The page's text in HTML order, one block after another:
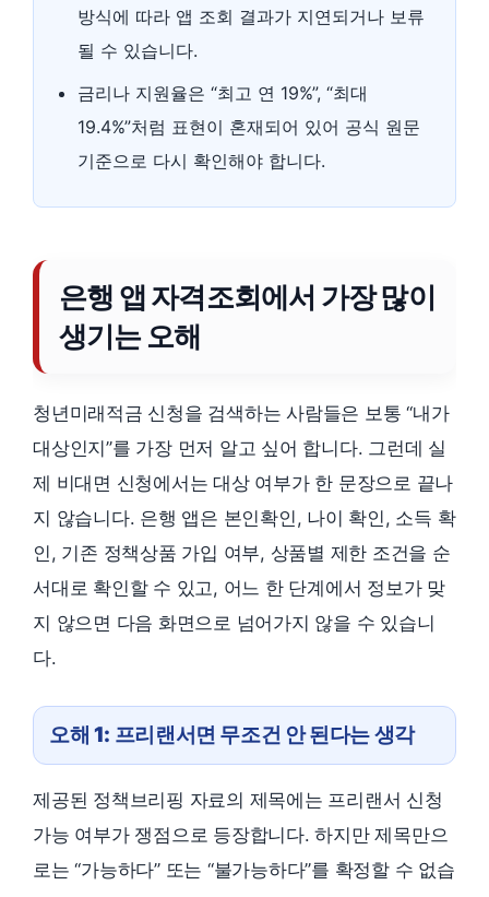
방식에 따라 앱 조회 결과가 지연되거나 보류
될 수 있습니다.
금리나 지원율은 “최고 연 19%”, “최대
19.4%”처럼 표현이 혼재되어 있어 공식 원문
기준으로 다시 확인해야 합니다.
은행 앱 자격조회에서 가장 많이
생기는 오해
청년미래적금 신청을 검색하는 사람들은 보통 “내가
대상인지”를 가장 먼저 알고 싶어 합니다. 그런데 실
제 비대면 신청에서는 대상 여부가 한 문장으로 끝나
지 않습니다. 은행 앱은 본인확인, 나이 확인, 소득 확
인, 기존 정책상품 가입 여부, 상품별 제한 조건을 순
서대로 확인할 수 있고, 어느 한 단계에서 정보가 맞
지 않으면 다음 화면으로 넘어가지 않을 수 있습니
다.
오해 1: 프리랜서면 무조건 안 된다는 생각
제공된 정책브리핑 자료의 제목에는 프리랜서 신청
가능 여부가 쟁점으로 등장합니다. 하지만 제목만으
로는 “가능하다” 또는 “불가능하다”를 확정할 수 없습